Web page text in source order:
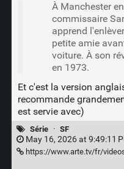
À Manchester
commissaire
apprend
petite amie
voiture. À son
en 1973.
Et c'est la version
recommande
est servie avec)
Série · SF
May 16, 2026 at 9:49:11
https://www.arte.tv/fr/